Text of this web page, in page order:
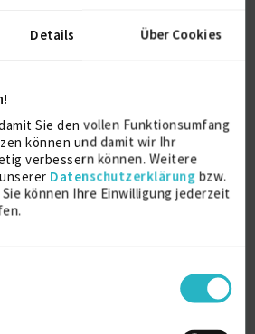
Details Über Cookies
Sie den vollen Funktionsumfang
können und damit wir Ihr
verbessern können. Weitere
Datenschutzerklärung bzw.
Sie können Ihre Einwilligung jederzeit